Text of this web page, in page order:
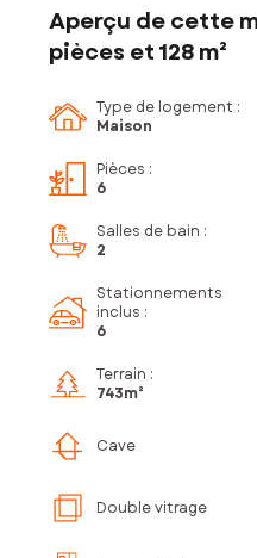
Aperçu de cette
pièces et 128 m²
Type de logement :
Maison
Pièces :
6
Salles de bain :
2
Stationnements
inclus :
6
Terrain :
743m²
Cave
Double vitrage